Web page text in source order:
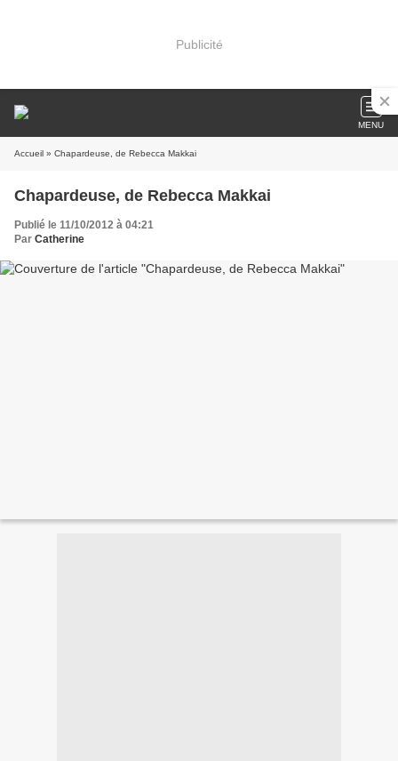
Publicité
MENU
Accueil » Chapardeuse, de Rebecca Makkai
Chapardeuse, de Rebecca Makkai
Publié le 11/10/2012 à 04:21
Par Catherine